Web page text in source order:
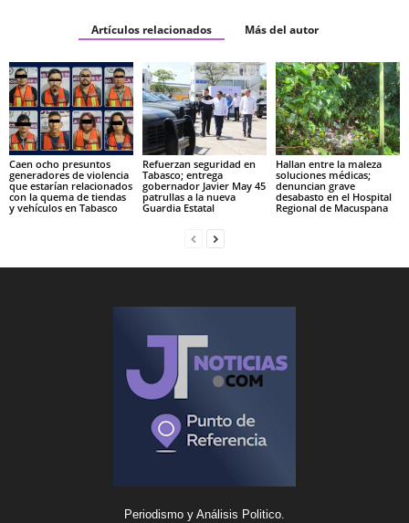
Artículos relacionados Más del autor
Caen ocho presuntos
generadores de violencia
que estarían relacionados
con la quema de tiendas
y vehículos en Tabasco
Refuerzan seguridad en
Tabasco; entrega
gobernador Javier May 45
patrullas a la nueva
Guardia Estatal
Hallan entre la maleza
soluciones médicas;
denuncian grave
desabasto en el Hospital
Regional de Macuspana
Periodismo y Análisis Politico.